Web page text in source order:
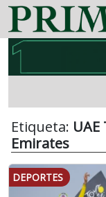
Etiqueta: UAE
Emirates
DEPORTES